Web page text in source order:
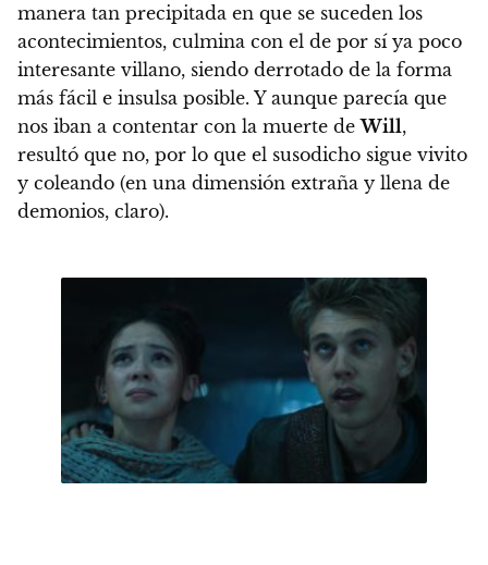
manera tan precipitada en que se suceden los
acontecimientos, culmina con el de por sí ya poco
interesante villano, siendo derrotado de la forma
más fácil e insulsa posible. Y aunque parecía que
nos iban a contentar con la muerte deWill,
resultó que no, por lo que el susodicho sigue vivito
y coleando (en una dimensión extraña y llena de
demonios, claro).